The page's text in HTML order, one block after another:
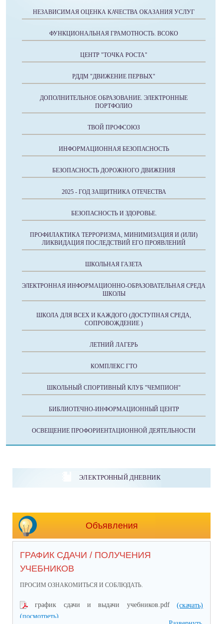
НЕЗАВИСИМАЯ ОЦЕНКА КАЧЕСТВА ОКАЗАНИЯ УСЛУГ
ФУНКЦИОНАЛЬНАЯ ГРАМОТНОСТЬ. ВСОКО
ЦЕНТР "ТОЧКА РОСТА"
РДДМ "ДВИЖЕНИЕ ПЕРВЫХ"
ДОПОЛНИТЕЛЬНОЕ ОБРАЗОВАНИЕ. ЭЛЕКТРОННЫЕ
ПОРТФОЛИО
ТВОЙ ПРОФСОЮЗ
ИНФОРМАЦИОННАЯ БЕЗОПАСНОСТЬ
БЕЗОПАСНОСТЬ ДОРОЖНОГО ДВИЖЕНИЯ
2025 - ГОД ЗАЩИТНИКА ОТЕЧЕСТВА
БЕЗОПАСНОСТЬ И ЗДОРОВЬЕ.
ПРОФИЛАКТИКА ТЕРРОРИЗМА, МИНИМИЗАЦИЯ И (ИЛИ)
ЛИКВИДАЦИЯ ПОСЛЕДСТВИЙ ЕГО ПРОЯВЛЕНИЙ
ШКОЛЬНАЯ ГАЗЕТА
ЭЛЕКТРОННАЯ ИНФОРМАЦИОННО-ОБРАЗОВАТЕЛЬНАЯ СРЕДА
ШКОЛЫ
ШКОЛА ДЛЯ ВСЕХ И КАЖДОГО (ДОСТУПНАЯ СРЕДА,
СОПРОВОЖДЕНИЕ )
ЛЕТНИЙ ЛАГЕРЬ
КОМПЛЕКС ГТО
ШКОЛЬНЫЙ СПОРТИВНЫЙ КЛУБ "ЧЕМПИОН"
БИБЛИОТЕЧНО-ИНФОРМАЦИОННЫЙ ЦЕНТР
ОСВЕЩЕНИЕ ПРОФОРИЕНТАЦИОННОЙ ДЕЯТЕЛЬНОСТИ
ЭЛЕКТРОННЫЙ ДНЕВНИК
Объявления
ГРАФИК СДАЧИ / ПОЛУЧЕНИЯ
УЧЕБНИКОВ
ПРОСИМ ОЗНАКОМИТЬСЯ И СОБЛЮДАТЬ.
график сдачи и выдачи учебников.pdf(скачать)
(посмотреть)